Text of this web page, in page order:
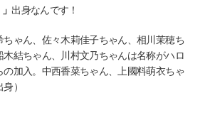
出身なんです！
ちゃん、佐々木莉佳子ちゃん、相川茉穂ち
木結ちゃん、川村文乃ちゃんは名称がハロ
加入。中西香菜ちゃん、上國料萌衣ちゃ
）